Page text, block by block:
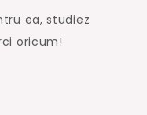
ea, studiez
oricum!